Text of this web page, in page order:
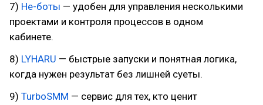
7) Не-боты — удобен для управления несколькими
проектами и контроля процессов в одном
кабинете.
8) LYHARU — быстрые запуски и понятная логика,
когда нужен результат без лишней суеты.
9) TurboSMM — сервис для тех, кто ценит